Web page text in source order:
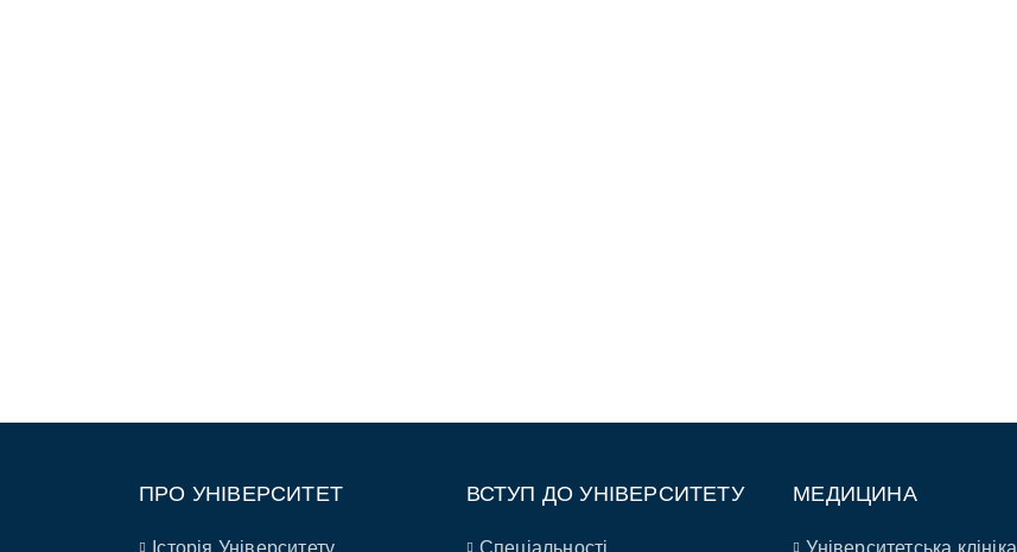
ПРО УНІВЕРСИТЕТ
Історія Університету
ВСТУП ДО УНІВЕРСИТЕТУ
Спеціальності
МЕДИЦИНА
Університетська клініка